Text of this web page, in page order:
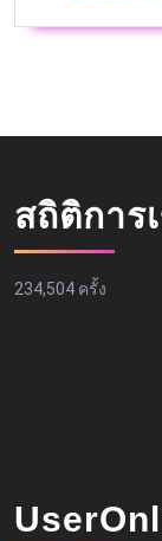
สถิติการ
234,504 ครั้ง